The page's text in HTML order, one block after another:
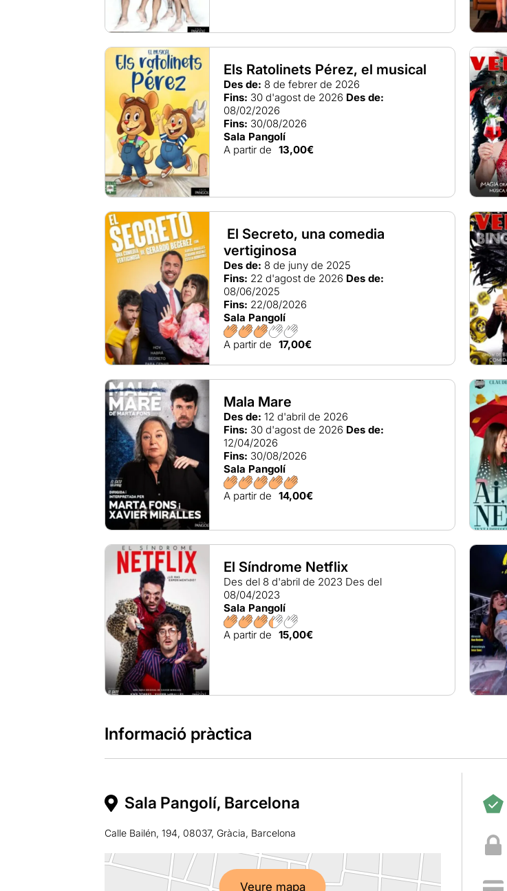
Els Ratolinets Pérez, el musical
Des de: 8 de febrer de 2026
Fins: 30 d'agost de 2026 Des de:
08/02/2026
Fins: 30/08/2026
Sala Pangolí
A partir de 13,00€
El Secreto, una comedia
vertiginosa
Des de: 8 de juny de 2025
Fins: 22 d'agost de 2026 Des de:
08/06/2025
Fins: 22/08/2026
Sala Pangolí
A partir de 17,00€
Mala Mare
Des de: 12 d'abril de 2026
Fins: 30 d'agost de 2026 Des de:
12/04/2026
Fins: 30/08/2026
Sala Pangolí
A partir de 14,00€
El Síndrome Netflix
Des del 8 d'abril de 2023 Des del
08/04/2023
Sala Pangolí
A partir de 15,00€
Informació pràctica
Sala Pangolí, Barcelona
Calle Bailén, 194, 08037, Gràcia, Barcelona
Veure mapa